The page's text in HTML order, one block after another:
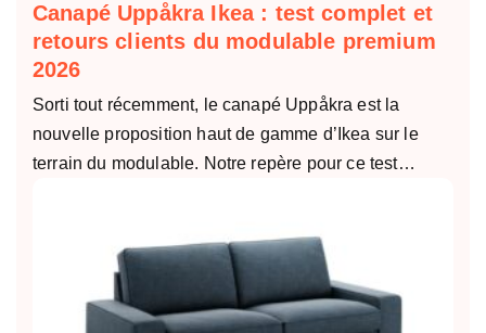
Canapé Uppåkra Ikea : test complet et
retours clients du modulable premium
2026
Sorti tout récemment, le canapé Uppåkra est la
nouvelle proposition haut de gamme d’Ikea sur le
terrain du modulable. Notre repère pour ce test…